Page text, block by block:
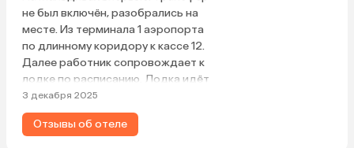
не был включён, разобрались на
месте. Из терминала 1 аэропорта
по длинному коридору к кассе 12.
Далее работник сопровождает к
лодке по расписанию. Лодка идёт
около 2 часов. На причале на
острове встречает хозяин отеля.
Небольшой отель расположен в
3 декабря 2025
Отзывы об отеле